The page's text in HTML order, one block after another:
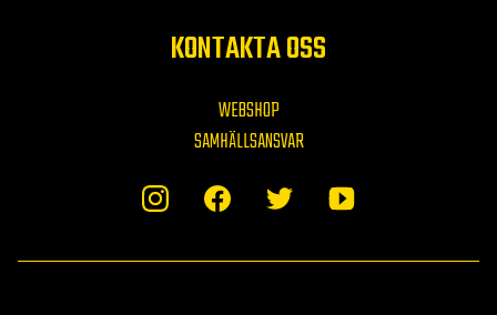
KONTAKTA OSS
WEBSHOP
SAMHÄLLSANSVAR